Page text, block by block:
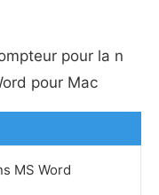
pour la n
pour Mac
MS Word